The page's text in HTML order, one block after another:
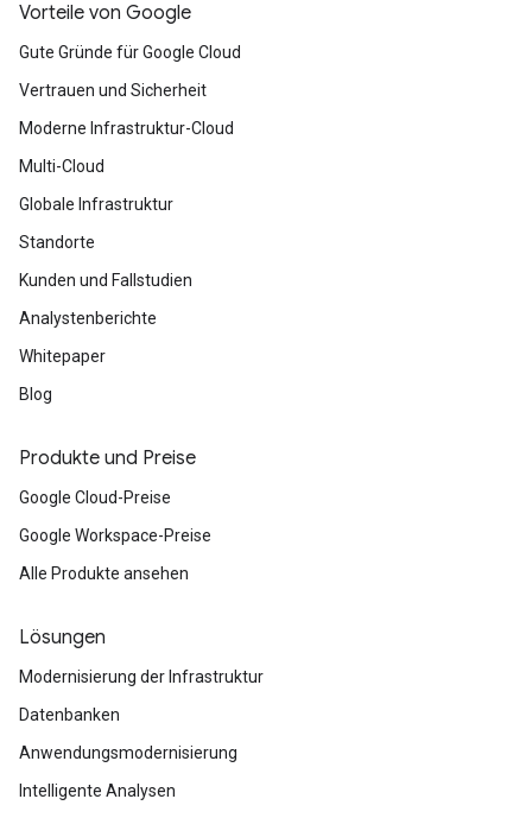
Vorteile von Google
Gute Gründe für Google Cloud
Vertrauen und Sicherheit
Moderne Infrastruktur-Cloud
Multi-Cloud
Globale Infrastruktur
Standorte
Kunden und Fallstudien
Analystenberichte
Whitepaper
Blog
Produkte und Preise
Google Cloud-Preise
Google Workspace-Preise
Alle Produkte ansehen
Lösungen
Modernisierung der Infrastruktur
Datenbanken
Anwendungsmodernisierung
Intelligente Analysen